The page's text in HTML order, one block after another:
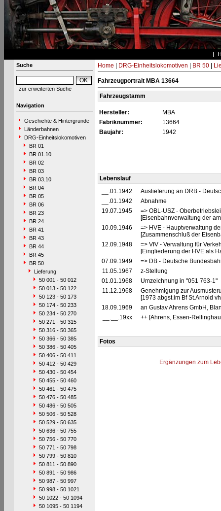
Suche
zur erweiterten Suche
Navigation
Geschichte & Hintergründe
Länderbahnen
DRG-Einheitslokomotiven
BR 01
BR 01.10
BR 02
BR 03
BR 03.10
BR 04
BR 05
BR 06
BR 23
BR 24
BR 41
BR 43
BR 44
BR 45
BR 50
Lieferung
50 001 - 50 012
50 013 - 50 122
50 123 - 50 173
50 174 - 50 233
50 234 - 50 270
50 271 - 50 315
50 316 - 50 365
50 366 - 50 385
50 386 - 50 405
50 406 - 50 411
50 412 - 50 429
50 430 - 50 454
50 455 - 50 460
50 461 - 50 475
50 476 - 50 485
50 486 - 50 505
50 506 - 50 528
50 529 - 50 635
50 636 - 50 755
50 756 - 50 770
50 771 - 50 798
50 799 - 50 810
50 811 - 50 890
50 891 - 50 986
50 987 - 50 997
50 998 - 50 1021
50 1022 - 50 1094
50 1095 - 50 1194
Home DRG-Einheitslokomotiven BR 50|
Fahrzeugportrait MBA 13664
Fahrzeugstamm
Hersteller:
MBA
Fabriknummer:
13664
Baujahr:
1942
Lebenslauf
__.01.1942
Auslieferung an DRB -
__.01.1942
Abnahme
19.07.1945
=> OBL-USZ -
[Eisenbahnverwaltung der
10.09.1946
=> HVE - Hauptverwaltung
[Zusammenschluß der
12.09.1948
=> VfV - Verwaltung für
[Eingliederung der HVE als
07.09.1949
=> DB - Deutsche
11.05.1967
z-Stellung
01.01.1968
Umzeichnung in "051 763-1"
11.12.1968
Genehmigung zur
[1973 abgst.im Bf St.Arnold
18.09.1969
an Gustav Ahrens GmbH,
__.__.19xx
++ [Ahrens, Essen-
Fotos
Ergänzungen zum